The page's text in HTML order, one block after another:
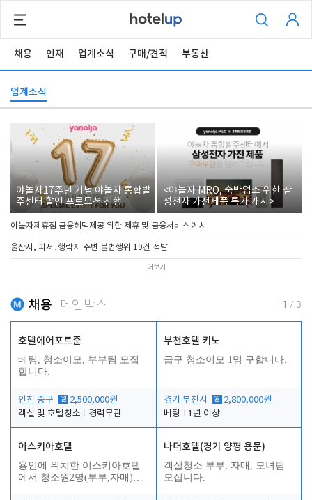
채용 인재 업계소식 구매/견적 부동산
업계소식
야놀자17주년 기념 야놀자 통합발
주센터 할인 프로모션 진행
<야놀자 MRO, 숙박업소 위한 삼
성전자 가전제품 특가 개시>
야놀자제휴점 금융혜택제공 위한 제휴 및 금융서비스 게시
울산시, 피서․행락지 주변 불법행위 19건 적발
더보기
채용 메인박스 1 / 3
호텔에어포트준
베팅, 청소이모, 부부팀 모집
합니다.
인천 중구 월 2,500,000원
객실 및 호텔청소
경력무관
부천호텔 키노
급구 청소이모 1명 구합니다.
경기 부천시 월 2,800,000원
베팅
1년 이상
이스키아호텔
용인에 위치한 이스키아호텔
에서 청소원2명(부부,자매)을
나더호텔(경기 양평 용문)
객실청소 부부, 자매, 모녀팀
모십니다.